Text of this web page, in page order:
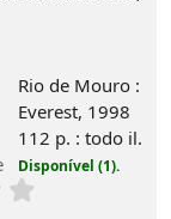
: Everest, 1998
il.